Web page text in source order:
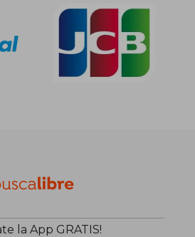
la App GRATIS!